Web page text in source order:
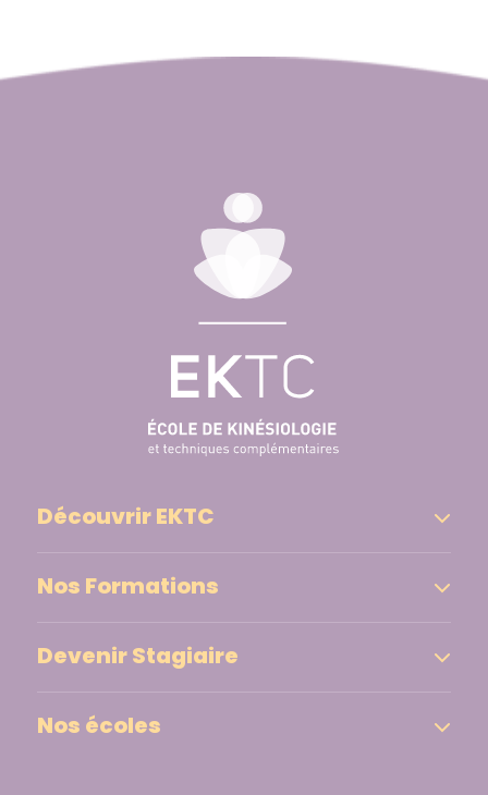
Découvrir EKTC
Nos Formations
Devenir Stagiaire
Nos écoles